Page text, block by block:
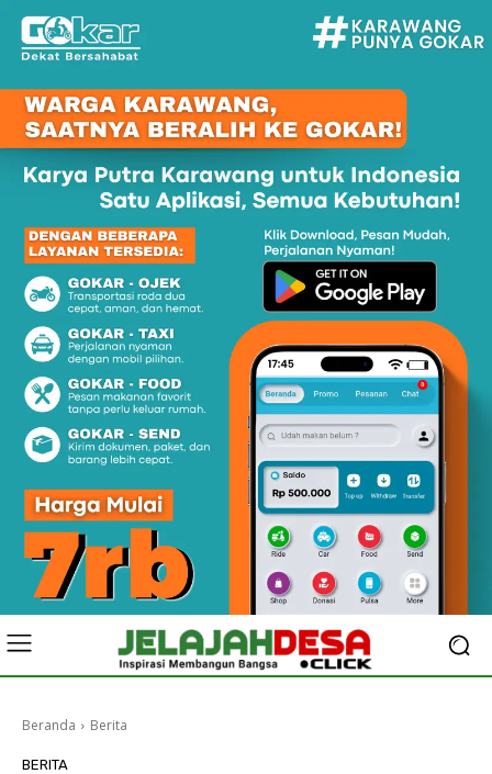
Beranda Berita
BERITA